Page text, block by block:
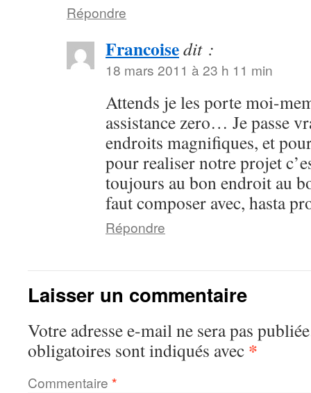
Répondre
Francoisedit :
18 mars 2011 à 23 h 11 min
Attends je les porte moi-
assistance zero… Je passe
endroits magnifiques, et
pour realiser notre projet
toujours au bon endroit au
faut composer avec, hasta
Répondre
Laisser un commentaire
Votre adresse e-mail ne sera pas
obligatoires sont indiqués avec *
Commentaire *